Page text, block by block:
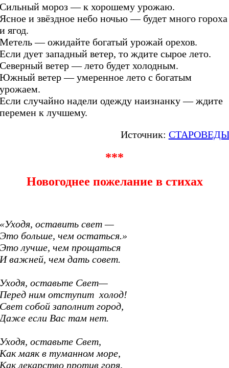
Сильный мороз — к хорошему урожаю.
Ясное и звёздное небо ночью — будет много гороха
и ягод.
Метель — ожидайте богатый урожай орехов.
Если дует западный ветер, то ждите сырое лето.
Северный ветер — лето будет холодным.
Южный ветер — умеренное лето с богатым
урожаем.
Если случайно надели одежду наизнанку — ждите
перемен к лучшему.
Источник: СТАРОВЕДЫ
***
Новогоднее пожелание в стихах
«Уходя, оставить свет —
Это больше, чем остаться.»
Это лучше, чем прощаться
И важней, чем дать совет.
Уходя, оставьте Свет—
Перед ним отступит холод!
Свет собой заполнит город,
Даже если Вас там нет.
Уходя, оставьте Свет,
Как маяк в туманном море,
Как лекарство против горя,